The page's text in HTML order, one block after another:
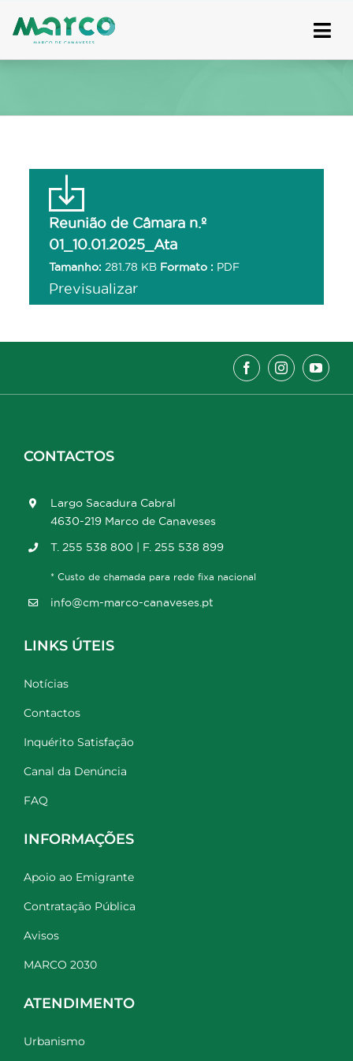
to
Reunião de Câmara n.º
01_10.01.2025_Ata
Tamanho: 281.78 KB Formato : PDF
Previsualizar
CONTACTOS
Largo Sacadura Cabral
4630-219 Marco de Canaveses
T. 255 538 800 | F. 255 538 899
* Custo de chamada para rede fixa nacional
info@cm-marco-canaveses.pt
LINKS ÚTEIS
Notícias
Contactos
Inquérito Satisfação
Canal da Denúncia
FAQ
INFORMAÇÕES
Apoio ao Emigrante
Contratação Pública
Avisos
MARCO 2030
ATENDIMENTO
Urbanismo